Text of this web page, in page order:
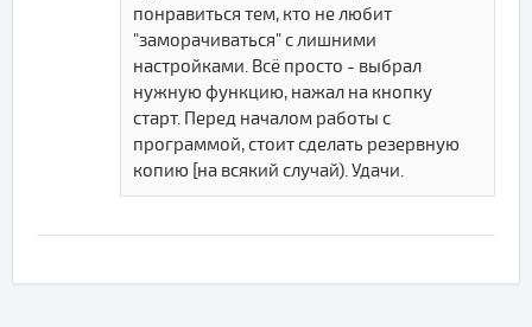
понравиться тем, кто не любит
"заморачиваться" с лишними
настройками. Всё просто - выбрал
нужную функцию, нажал на кнопку
старт. Перед началом работы с
программой, стоит сделать резервную
копию [на всякий случай). Удачи.